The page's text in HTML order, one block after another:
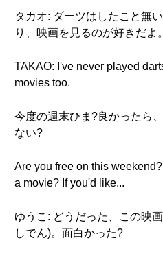
タカオ: ダーツはしたこと無
り、映画を見るのが好きだよ。
TAKAO: I've never played
movies too.
今度の週末ひま?良かったら
ない?
Are you free on this
a movie? If you'd like...
ゆうこ: どうだった、この映
しでん)。面白かった?